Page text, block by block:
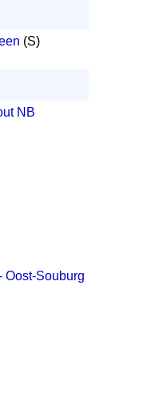
(S)
NB
Oost-Souburg